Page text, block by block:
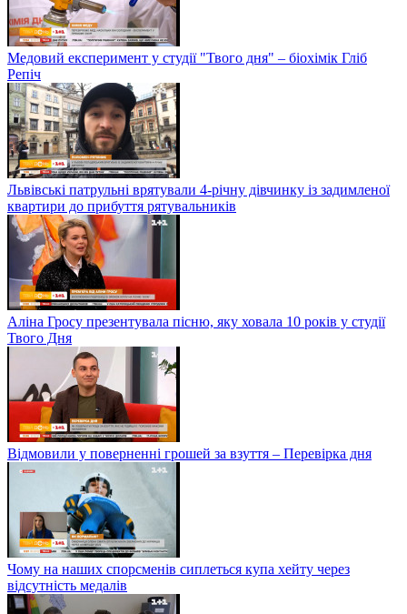
Медовий експеримент у студії "Твого дня" – біохімік Гліб
Репіч
Львівські патрульні врятували 4-річну дівчинку із задимленої
квартири до прибуття рятувальників
Аліна Гросу презентувала пісню, яку ховала 10 років у студії
Твого Дня
Відмовили у поверненні грошей за взуття – Перевірка дня
Чому на наших спорсменів сиплеться купа хейту через
відсутність медалів